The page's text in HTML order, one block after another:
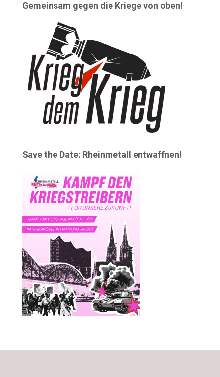
Gemeinsam gegen die Kriege von oben!
Save the Date: Rheinmetall entwaffnen!